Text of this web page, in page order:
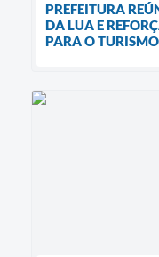
PREFEITURA
DA LUA E
PARA O